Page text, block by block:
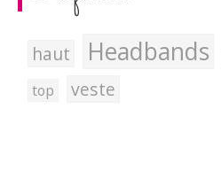
haut Headbands
top veste